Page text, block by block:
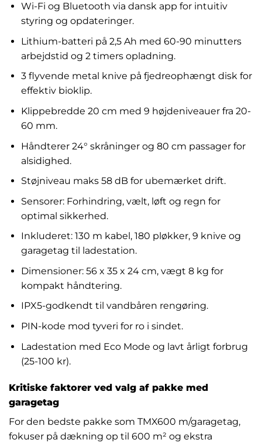
Wi-Fi og Bluetooth via dansk app for intuitiv
styring og opdateringer.
Lithium-batteri på 2,5 Ah med 60-90 minutters
arbejdstid og 2 timers opladning.
3 flyvende metal knive på fjedreophængt disk for
effektiv bioklip.
Klippebredde 20 cm med 9 højdeniveauer fra 20-
60 mm.
Håndterer 24° skråninger og 80 cm passager for
alsidighed.
Støjniveau maks 58 dB for ubemærket drift.
Sensorer: Forhindring, vælt, løft og regn for
optimal sikkerhed.
Inkluderet: 130 m kabel, 180 pløkker, 9 knive og
garagetag til ladestation.
Dimensioner: 56 x 35 x 24 cm, vægt 8 kg for
kompakt håndtering.
IPX5-godkendt til vandbåren rengøring.
PIN-kode mod tyveri for ro i sindet.
Ladestation med Eco Mode og lavt årligt forbrug
(25-100 kr).
Kritiske faktorer ved valg af pakke med
garagetag
For den bedste pakke som TMX600 m/garagetag,
fokuser på dækning op til 600 m² og ekstra